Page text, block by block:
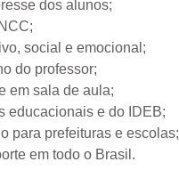
dos alunos;
social e emocional;
do professor;
em sala de aula;
educacionais e do IDEB;
para prefeituras e escolas;
em todo o Brasil.